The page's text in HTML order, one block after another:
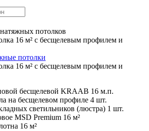
потолков
16 м² с бесщелевым профилем и
16 м² с бесщелевым профилем и
бесщелевой KRAAB 16 м.п.
на бесщелевом профиле 4 шт.
светильников (люстра) 1 шт.
MSD Premium 16 м²
16 м²